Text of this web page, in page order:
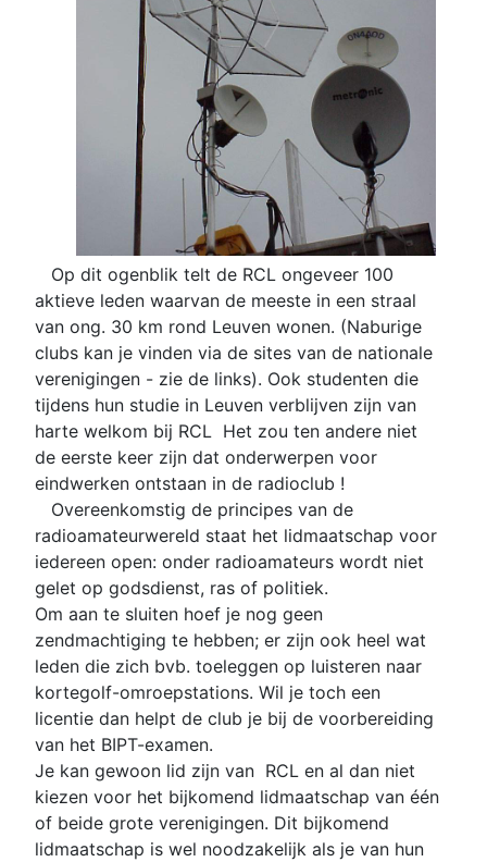
Op dit ogenblik telt de RCL ongeveer 100
aktieve leden waarvan de meeste in een straal
van ong. 30 km rond Leuven wonen. (Naburige
clubs kan je vinden via de sites van de nationale
verenigingen - zie de links). Ook studenten die
tijdens hun studie in Leuven verblijven zijn van
harte welkom bij RCL Het zou ten andere niet
de eerste keer zijn dat onderwerpen voor
eindwerken ontstaan in de radioclub !
Overeenkomstig de principes van de
radioamateurwereld staat het lidmaatschap voor
iedereen open: onder radioamateurs wordt niet
gelet op godsdienst, ras of politiek.
Om aan te sluiten hoef je nog geen
zendmachtiging te hebben; er zijn ook heel wat
leden die zich bvb. toeleggen op luisteren naar
kortegolf-omroepstations. Wil je toch een
licentie dan helpt de club je bij de voorbereiding
van het BIPT-examen.
Je kan gewoon lid zijn van RCL en al dan niet
kiezen voor het bijkomend lidmaatschap van één
of beide grote verenigingen. Dit bijkomend
lidmaatschap is wel noodzakelijk als je van hun